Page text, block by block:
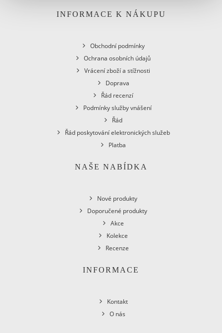
INFORMACE K NÁKUPU
Obchodní podmínky
Ochrana osobních údajů
Vrácení zboží a stížnosti
Doprava
Řád recenzí
Podmínky služby vnášení
Řád
Řád poskytování elektronických služeb
Platba
NAŠE NABÍDKA
Nové produkty
Doporučené produkty
Akce
Kolekce
Recenze
INFORMACE
Kontakt
O nás